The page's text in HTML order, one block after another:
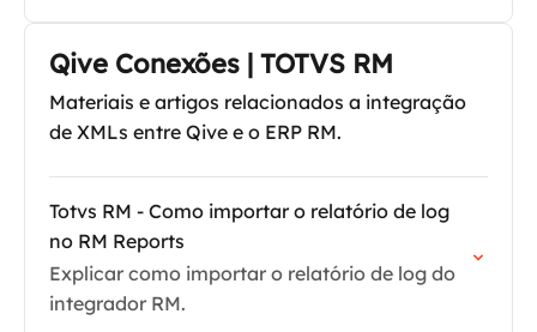
barras e linha digitável diretamente no DFe
integrado no…
Qive Conexões | TOTVS RM
Materiais e artigos relacionados a integração
de XMLs entre Qive e o ERP RM.
Totvs RM - Como importar o relatório de log
no RM Reports
Explicar como importar o relatório de log do
integrador RM.